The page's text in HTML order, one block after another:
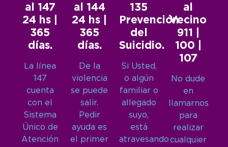
al 147
24 hs |
365
días.
La línea
147
cuenta
con el
Sistema
Único de
Atención
al 144
24 hs |
365
días.
De la
violencia
se puede
salir.
Pedir
ayuda es
el primer
135
Prevención
del
Suicidio.
Si Usted,
o algún
familiar o
allegado
suyo,
está
atravesando
al
Vecino
911 |
100 |
107
No dude
en
llamarnos
para
realizar
cualquier